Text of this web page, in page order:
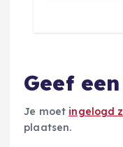
Geef
Je moet ingelogd
plaatsen.